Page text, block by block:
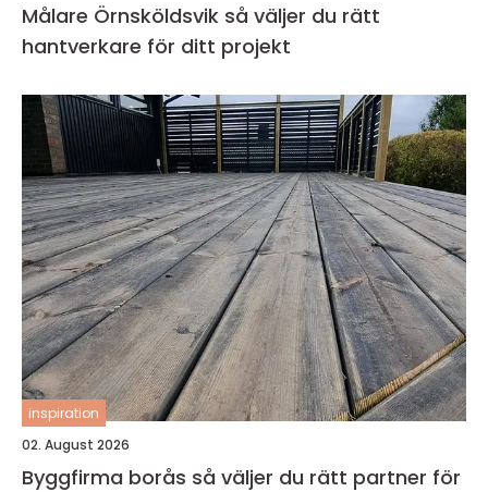
Målare Örnsköldsvik så väljer du rätt
hantverkare för ditt projekt
inspiration
02. August 2026
Byggfirma borås så väljer du rätt partner för